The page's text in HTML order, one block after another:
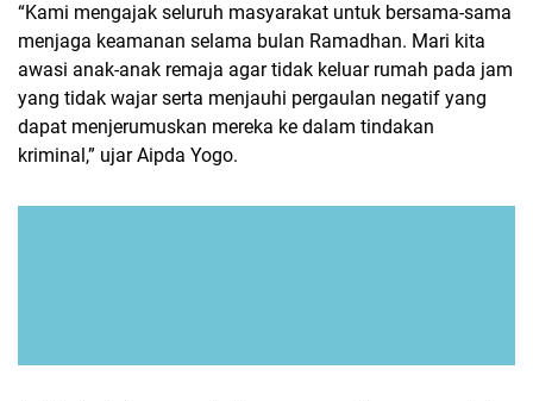
“Kami mengajak seluruh masyarakat untuk bersama-sama
menjaga keamanan selama bulan Ramadhan. Mari kita
awasi anak-anak remaja agar tidak keluar rumah pada jam
yang tidak wajar serta menjauhi pergaulan negatif yang
dapat menjerumuskan mereka ke dalam tindakan
kriminal,” ujar Aipda Yogo.